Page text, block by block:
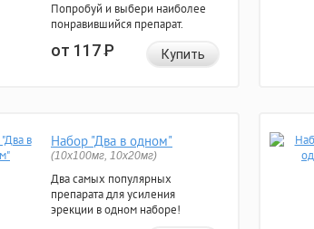
Попробуй и выбери наиболее
понравившийся препарат.
от 117Р Купить
Набор "Два в одном"
(10x100мг, 10x20мг)
Два самых популярных
препарата для усиления
эрекции в одном наборе!